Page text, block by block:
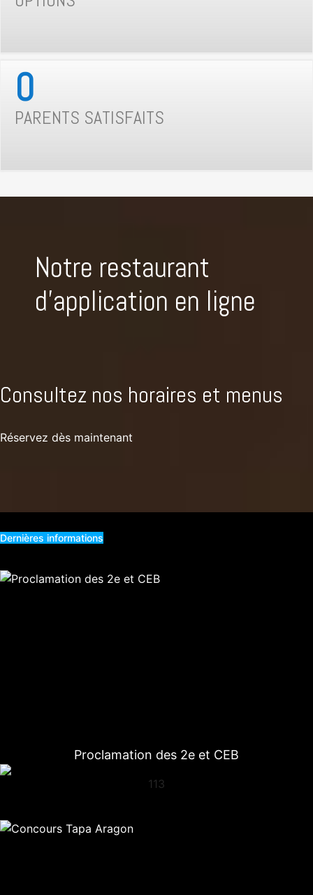
0
PARENTS SATISFAITS
Notre restaurant
d'application en ligne
Consultez nos horaires et menus
Réservez dès maintenant
Dernières informations
Proclamation des 2e et CEB
113